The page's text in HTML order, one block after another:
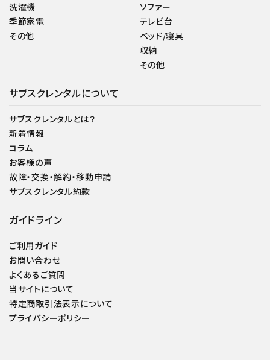
洗濯機
季節家電
その他
ソファー
テレビ台
ベッド/寝具
収納
その他
サブスクレンタルについて
サブスクレンタルとは？
新着情報
コラム
お客様の声
故障・交換・解約・移動申請
サブスクレンタル約款
ガイドライン
ご利用ガイド
お問い合わせ
よくあるご質問
当サイトについて
特定商取引法表示について
プライバシーポリシー